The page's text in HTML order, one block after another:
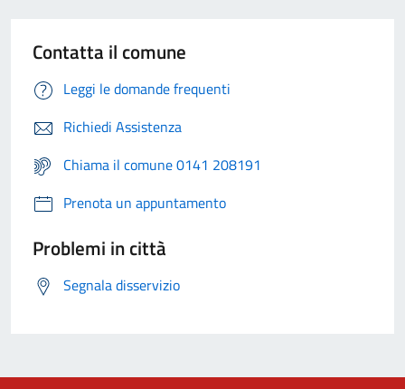
Contatta il comune
Leggi le domande frequenti
Richiedi Assistenza
Chiama il comune 0141 208191
Prenota un appuntamento
Problemi in città
Segnala disservizio